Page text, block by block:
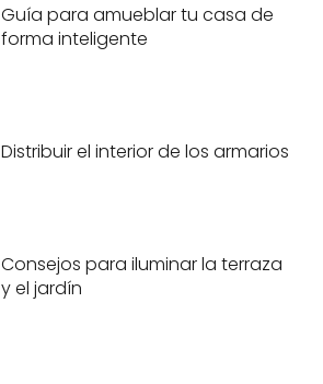
Guía para amueblar tu casa de
forma inteligente
Distribuir el interior de los armarios
Consejos para iluminar la terraza
y el jardín